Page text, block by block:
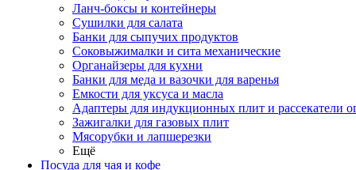
Ланч-боксы и контейнеры
Сушилки для салата
Банки для сыпучих продуктов
Соковыжималки и сита механические
Органайзеры для кухни
Банки для меда и вазочки для варенья
Емкости для уксуса и масла
Адаптеры для индукционных плит и рассекатели
Зажигалки для газовых плит
Мясорубки и лапшерезки
Ещё
Посуда для чая и кофе